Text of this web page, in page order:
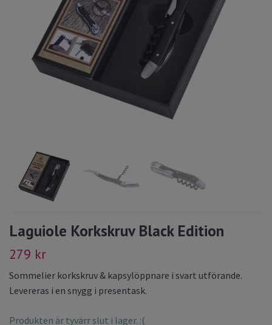
Laguiole Korkskruv Black Edition
279 kr
Sommelier korkskruv & kapsylöppnare i svart utförande.
Levereras i en snygg i presentask.
Produkten är tyvärr slut i lager. :(